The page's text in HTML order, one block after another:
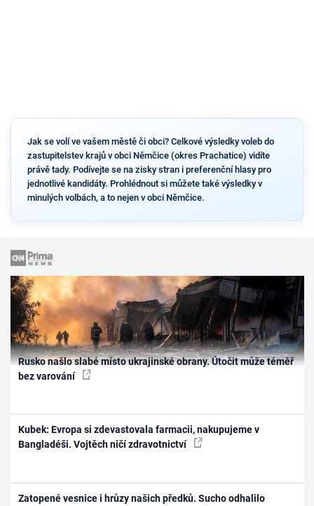
Jak se volí ve vašem městě či obci? Celkové výsledky voleb do
zastupitelstev krajů v obci Němčice (okres Prachatice) vidíte
právě tady. Podívejte se na zisky stran i preferenční hlasy pro
jednotlivé kandidáty. Prohlédnout si můžete také výsledky v
minulých volbách, a to nejen v obci Němčice.
Rusko našlo slabé místo ukrajinské obrany. Útočit může téměř
bez varování
Kubek: Evropa si zdevastovala farmacii, nakupujeme v
Bangladéši. Vojtěch ničí zdravotnictví
Zatopené vesnice i hrůzy našich předků. Sucho odhalilo